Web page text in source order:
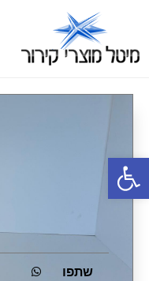
פתח סרגל נגישות
שתפו